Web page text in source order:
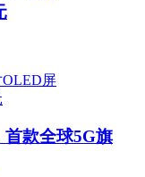
首款全球5G旗